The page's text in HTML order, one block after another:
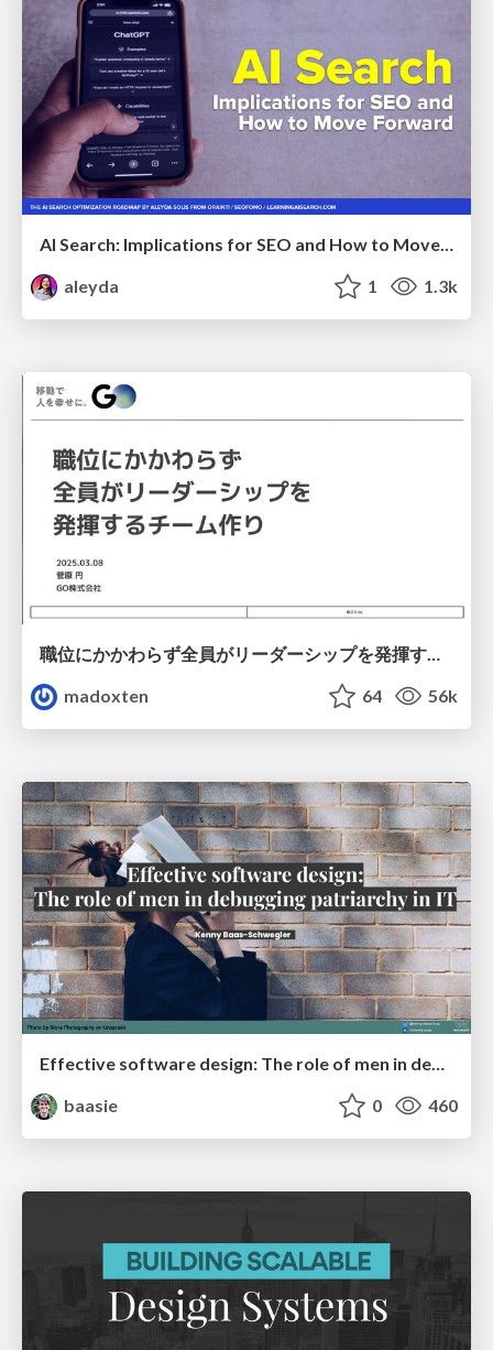
aleyda
1 1.3k
職位にかかわらず全員がリーダーシップを発揮するチーム作り / Building a team where everyone can demonstrate leadership regardless of position
madoxten
64 56k
Effective software design: The role of men in debugging patriarchy in IT @ Voxxed Days AMS
baasie
0 460